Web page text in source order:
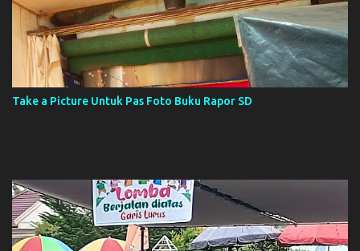
Take a Picture Untuk Pas Foto Buku Rapor SD